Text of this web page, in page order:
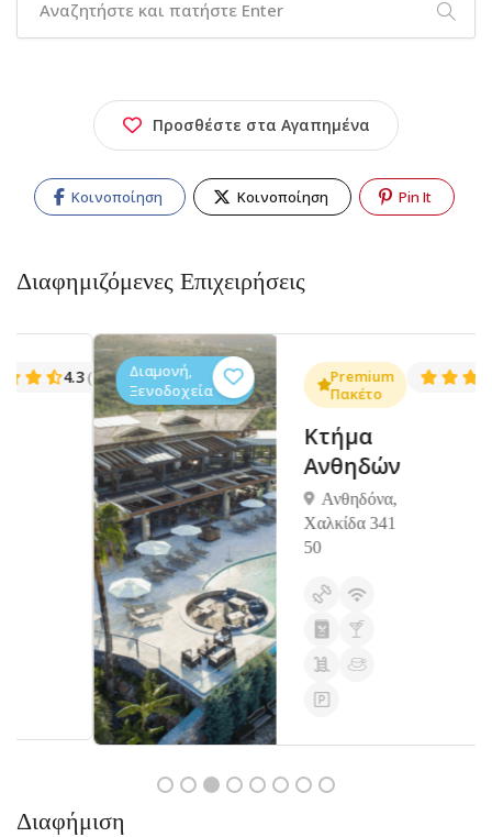
Προσθέστε στα Αγαπημένα
Κοινοποίηση Κοινοποίηση Pin It
Διαφημιζόμενες Επιχειρήσεις
(1381) Διαμονή,
Ξενοδοχεία
Premium
Πακέτο
Κτήμα
Ανθηδών
Ανθηδόνα,
Χαλκίδα 341
50
4.5
Διαφήμιση